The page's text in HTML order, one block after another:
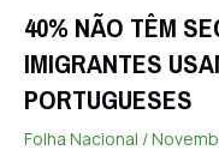
40% NÃO TÊM
IMIGRANTES
PORTUGUESES
Folha Nacional